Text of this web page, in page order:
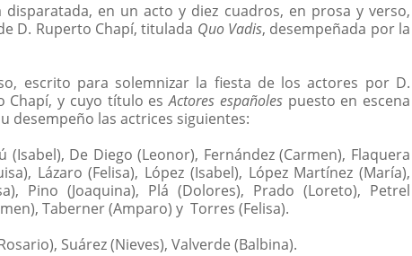
disparatada, en un acto y diez cuadros, en prosa y verso,
D. Ruperto Chapí, titulada Quo Vadis, desempeñada por la
escrito para solemnizar la fiesta de los actores por D.
Chapí, y cuyo título esActores españolespuesto en escena
desempeño las actrices siguientes:
De Diego (Leonor), Fernández (Carmen), Flaquera
Lázaro (Felisa), López (Isabel), López Martínez (María),
Pino (Joaquina), Plá (Dolores), Prado (Loreto), Petrel
Taberner (Amparo) y Torres (Felisa).
Suárez (Nieves), Valverde (Balbina).